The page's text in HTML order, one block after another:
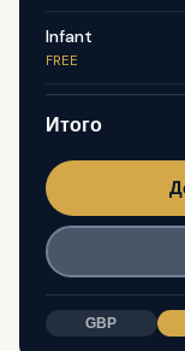
Infant
FREE
Итого
GBP